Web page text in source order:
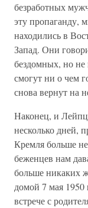
безработных
эту пропаганду,
находились в
Запад. Они
бездомных, но не
смогут ни о чем
снова вернут на
Наконец, и
несколько дней,
Кремля больше
беженцев нам
больше никаких
домой 7 мая 1950
встрече с